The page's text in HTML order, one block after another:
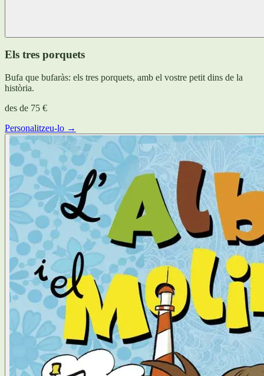
Els tres porquets
Bufa que bufaràs: els tres porquets, amb el vostre petit dins de la
història.
des de 75 €
Personalitzeu-lo →